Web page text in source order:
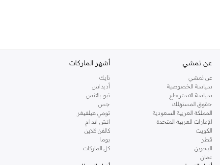
عن نمشي
عن نمشي
سياسة الخصوصية
سياسة الاسترجاع
حقوق المستهلك
المملكة العربية السعودية
الإمارات العربية المتحدة
الكويت
قطر
البحرين
عمان
أشهر الماركات
نايك
أديداس
نيو بالانس
جس
تومي هيلفيغر
اتش اند ام
كالفن كلاين
بوما
كل الماركات